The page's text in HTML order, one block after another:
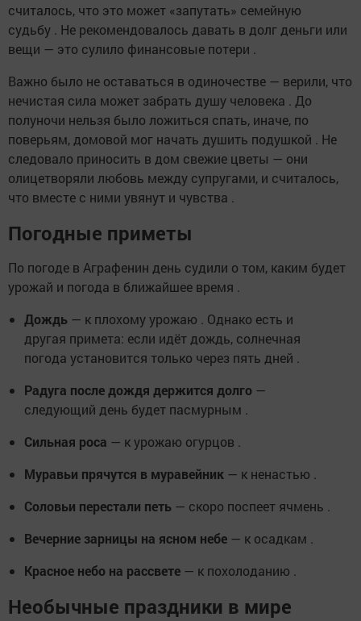
считалось, что это может «запутать» семейную
судьбу . Не рекомендовалось давать в долг деньги или
вещи — это сулило финансовые потери .
Важно было не оставаться в одиночестве — верили, что
нечистая сила может забрать душу человека . До
полуночи нельзя было ложиться спать, иначе, по
поверьям, домовой мог начать душить подушкой . Не
следовало приносить в дом свежие цветы — они
олицетворяли любовь между супругами, и считалось,
что вместе с ними увянут и чувства .
Погодные приметы
По погоде в Аграфенин день судили о том, каким будет
урожай и погода в ближайшее время .
Дождь — к плохому урожаю . Однако есть и
другая примета: если идёт дождь, солнечная
погода установится только через пять дней .
Радуга после дождя держится долго —
следующий день будет пасмурным .
Сильная роса — к урожаю огурцов .
Муравьи прячутся в муравейник — к ненастью .
Соловьи перестали петь — скоро поспеет ячмень .
Вечерние зарницы на ясном небе — к осадкам .
Красное небо на рассвете — к похолоданию .
Необычные праздники в мире